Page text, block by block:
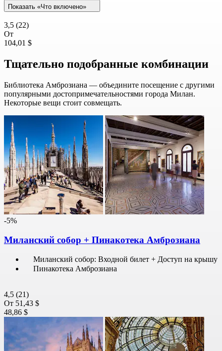
Показать «Что включено»
3,5 (22)
От
104,01 $
Тщательно подобранные комбинации
Библиотека Амброзиана — объедините посещение с другими
популярными достопримечательностями города Милан.
Некоторые вещи стоит совмещать.
-5%
Миланский собор + Пинакотека Амброзиана
Миланский собор: Входной билет + Доступ на крышу
Пинакотека Амброзиана
4,5 (21)
От 51,43 $
48,86 $